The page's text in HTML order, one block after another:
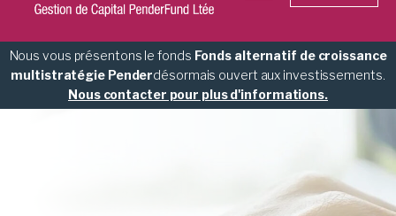
Nous vous présentons le fonds Fonds alternatif de croissance
multistratégie Penderdésormais ouvert aux investissements.
Nous contacter pour plus d'informations.